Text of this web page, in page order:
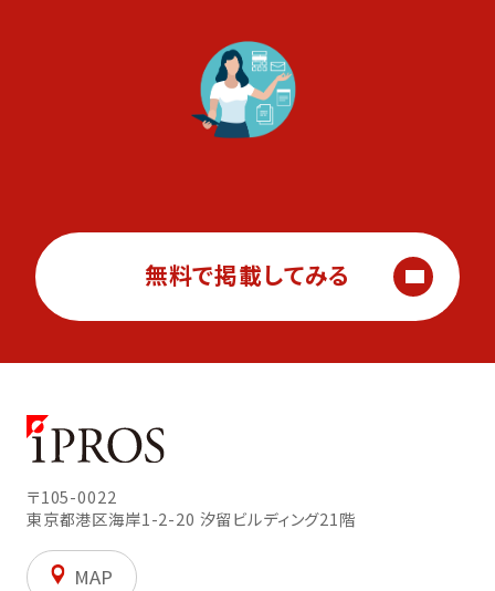
無料で掲載してみる
〒105-0022
東京都港区海岸1-2-20 汐留ビルディング21階
MAP